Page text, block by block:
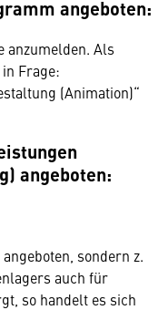
angeboten:
anzumelden. Als
Frage:
(Animation)“
angeboten:
sondern z.
auch für
so handelt es sich